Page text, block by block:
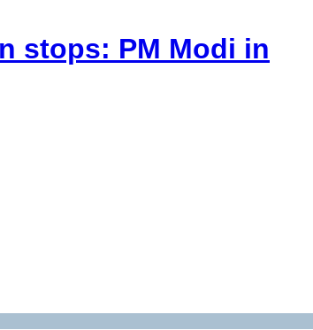
stops: PM Modi in